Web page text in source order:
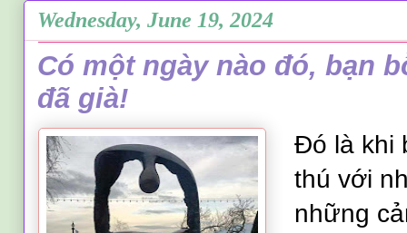
Wednesday, June 19, 2024
Có một ngày nào đó, bạn
đã già!
Đó là khi
thú với
những